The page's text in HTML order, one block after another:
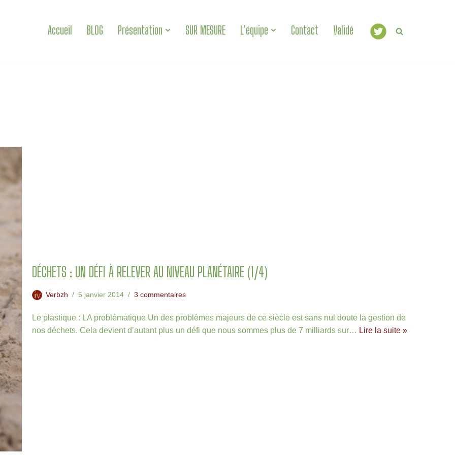
Accueil BLOG Présentation SUR MESURE L’équipe Contact Validé
DÉCHETS : UN DÉFI À RELEVER AU NIVEAU PLANÉTAIRE (1/4)
Verbzh 5 janvier 2014 3 commentaires
Le plastique : LA problématique Un des problèmes majeurs de ce siècle est sans nul doute la gestion de
nos déchets. Cela devient d’autant plus un défi que nous sommes plus de 7 milliards sur… Lire la suite »